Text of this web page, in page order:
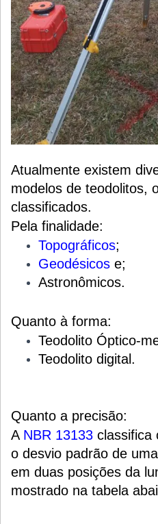
Atualmente existem
modelos de teodolitos,
classificados.
Pela finalidade:
Topográficos;
Geodésicos e;
Astronômicos.
Quanto à forma:
Teodolito Óptico-
Teodolito digital.
Quanto a precisão:
A NBR 13133 classifica
o desvio padrão de
em duas posições da
mostrado na tabela